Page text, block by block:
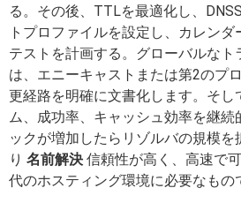
る。その後、TTLを最適化し、
トプロファイルを設定し、カレン
テストを計画する。グローバルなト
は、エニーキャストまたは第2のプ
更経路を明確に文書化します。そし
ム、成功率、キャッシュ効率を継続
ックが増加したらリゾルバの規模を
り 名前解決 信頼性が高く、高速で
代のホスティング環境に必要なもの